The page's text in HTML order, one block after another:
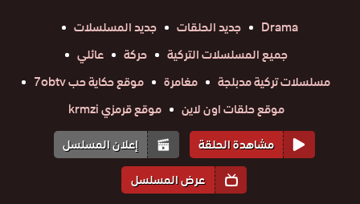
Drama
جديد الحلقات
جديد المسلسلات
جميع المسلسلات التركية
حركة
عائلي
مسلسلات تركية مدبلجة
مغامرة
موقع حكاية حب 7obtv
موقع حلقات اون لاين
موقع قرمزي krmzi
مشاهدة الحلقة
إعلان المسلسل
عرض المسلسل